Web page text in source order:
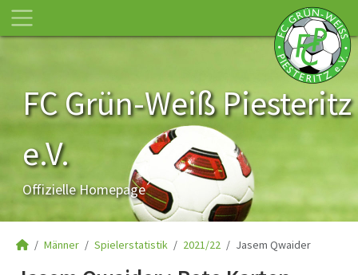
FC Grün-Weiß Piesteritz
e.V.
Offizielle Homepage
Männer Spielerstatistik 2021/22 Jasem Qwaider